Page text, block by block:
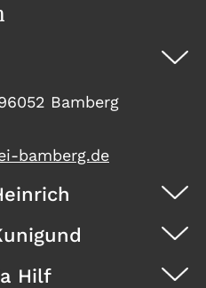
Bamberg
bamberg.de
Bamberg
Hilf